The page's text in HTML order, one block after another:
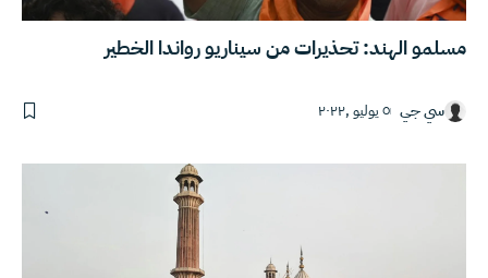
مسلمو الهند: تحذيرات من سيناريو رواندا الخطير
سي جي ٥ يوليو ,٢٠٢٢